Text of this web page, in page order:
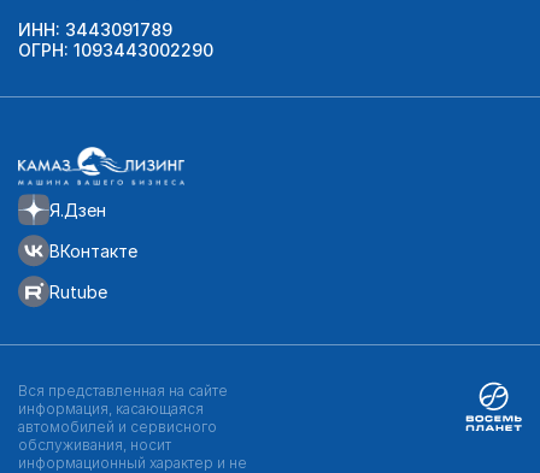
Я.Дзен
ВКонтакте
Rutube
ИНН: 3443091789
ОГРН: 1093443002290
Вся представленная на сайте
информация, касающаяся
автомобилей и сервисного
обслуживания, носит
информационный характер и не